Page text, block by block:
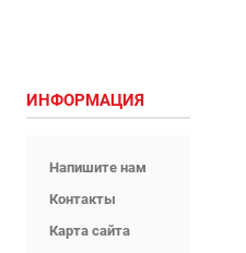
ИНФОРМАЦИЯ
Напишите нам
Контакты
Карта сайта